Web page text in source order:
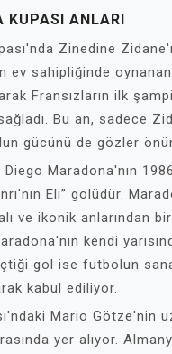
KUPASI ANLARI
Zinedine
ev sahipliğinde
Fransızların ilk
Bu an, sadece
gücünü de gözler
Maradona'nın
Eli” golüdür.
ve ikonik anlarından
kendi
gol ise futbolun
kabul ediliyor.
Mario Götze'nin
yer alıyor.